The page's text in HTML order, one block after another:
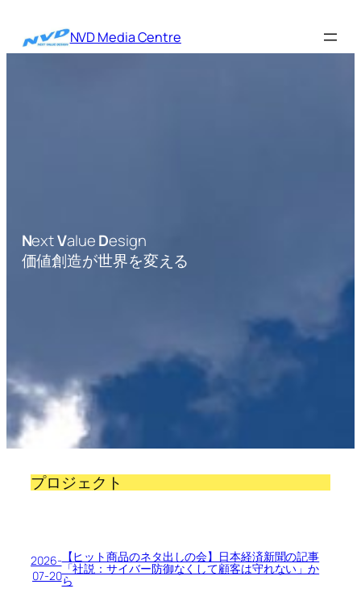
を
NVD Media Centre
NextValueDesign
価値創造が世界を変える
プロジェクト
2026-
07-20
【ヒット商品のネタ出しの会】日本経済新聞の記事
「社説：サイバー防御なくして顧客は守れない」か
ら